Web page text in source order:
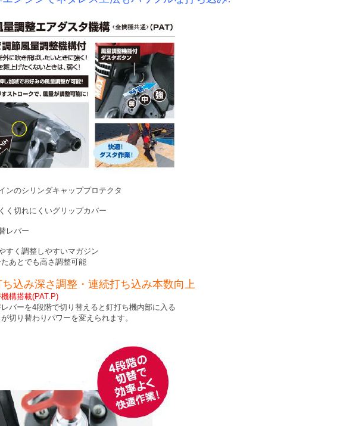
ンのシリンダキャッププロテクタ
く切れにくいグリップカバー
レバー
すく調整しやすいマガジン
あとでも高さ調整可能
込み深さ調整・連続打ち込み本数向上
構搭載(PAT.P)
バーを4段階で切り替えると釘打ち機内部に入る
切り替わりパワーを変えられます。